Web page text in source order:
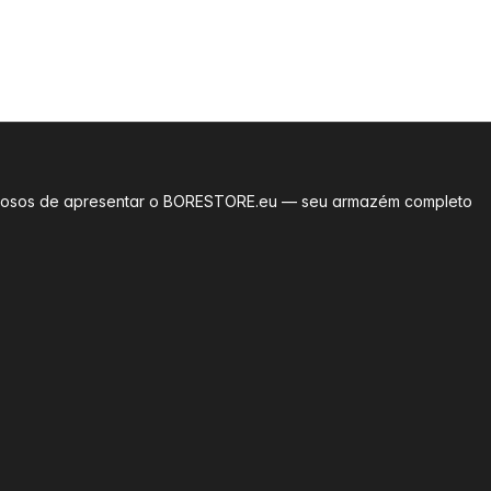
de apresentar o BORESTORE.eu — seu armazém completo